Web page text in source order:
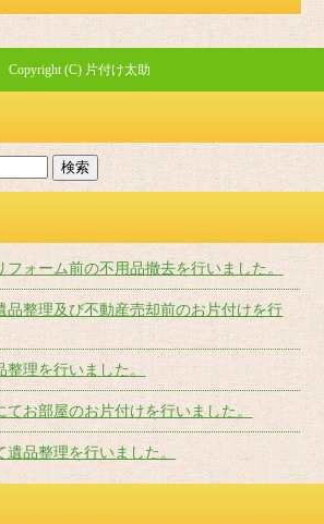
Copyright (C) 片付け太助
ォーム前の不用品撤去を行いました。
品整理及び不動産売却前のお片付けを行
理を行いました。
お部屋のお片付けを行いました。
品整理を行いました。